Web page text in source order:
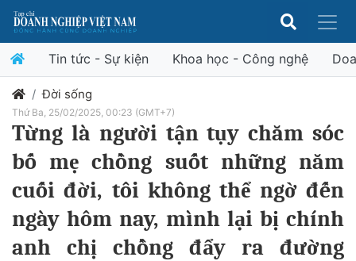
Tin tức - Sự kiện Khoa học - Công nghệ
Đời sống
Thứ Ba, 25/02/2025, 00:23 (GMT+7)
Từng là người tận tụy chăm sóc
bố mẹ chồng suốt những năm
cuối đời, tôi không thể ngờ đến
ngày hôm nay, mình lại bị chính
anh chị chồng đẩy ra đường